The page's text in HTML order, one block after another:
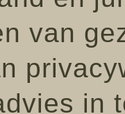
van
in